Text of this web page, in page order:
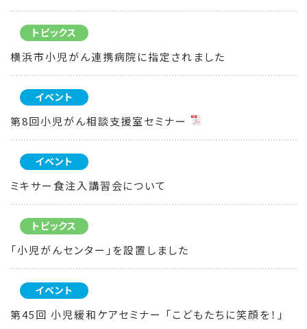
トピックス
横浜市小児がん連携病院に指定されました
イベント
第8回小児がん相談支援室セミナー
イベント
ミキサー食注入講習会について
トピックス
「小児がんセンター」を設置しました
イベント
第45回 小児緩和ケアセミナー 「こどもたちに笑顔を！」